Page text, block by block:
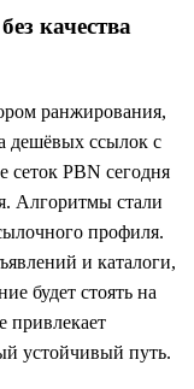
качества
ранжирования,
дешёвых ссылок с
сеток PBN сегодня
Алгоритмы стали
профиля.
и каталоги,
будет стоять на
привлекает
устойчивый путь.